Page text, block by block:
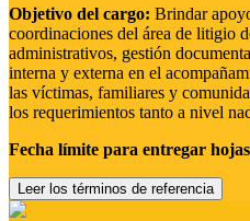
Objetivo del cargo: Brindar
coordinaciones del área de litigio
administrativos, gestión
interna y externa en el
las víctimas, familiares y
los requerimientos tanto a nivel
Fecha límite para entregar
Leer los términos de referencia